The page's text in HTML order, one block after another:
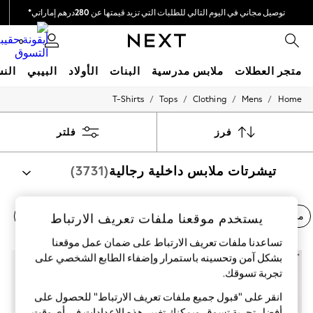
توصيل مجاني في اليوم التالي للطلبات التي تزيد قيمتها عن 280درهم إماراتي*
نحن نقوم بدفع جميع الرسوم 0
متجر العطلات ملابس مدرسية البنات الأولاد البيبي
HOLIDAY SHOP
Modest Holiday Outfits
Occasionwear
Girls' Travel Styles
Sunset Styles
Dresses
Occasionwear
Sets & Outfits
Linen Collection
Swimwear & Beachwear
Tops & T-Shirts
Home
/
Mens
/
Clothing
/
Tops
/
T-Shirts
فرز فلتر
تيشرتات ملابس داخلية رجالية(3731)
ماركة Next تي شيرتات بولو ملابس حزم شراء متعددة
يستخدم موقعنا ملفات تعريف الارتباط
تساعدنا ملفات تعريف الارتباط على ضمان عمل موقعنا
بشكل آمن وتحسينه باستمرار وإضفاء الطابع الشخصي على
تجربة تسوقك.‏
انقر على "قبول جميع ملفات تعريف الارتباط" للحصول على